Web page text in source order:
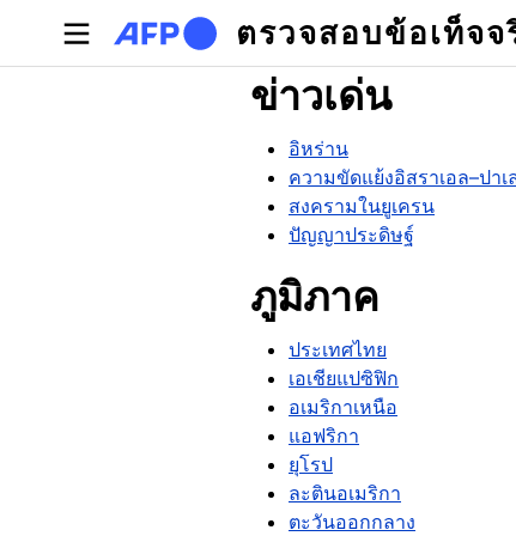
Skip to main content
ตรวจสอบข้อเท็จจ
ข่าวเด่น
อิหร่าน
ความขัดแย้งอิสราเอล–ปาเ
สงครามในยูเครน
ปัญญาประดิษฐ์
ภูมิภาค
ประเทศไทย
เอเชียแปซิฟิก
อเมริกาเหนือ
แอฟริกา
ยุโรป
ละตินอเมริกา
ตะวันออกกลาง